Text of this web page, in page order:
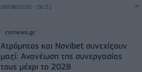
08/08/2026 - 06:51
csrnews.gr
Ατρόμητος και Novibet συνεχίζουν
μαζί: Ανανέωση της συνεργασίας
τους μέχρι το 2028